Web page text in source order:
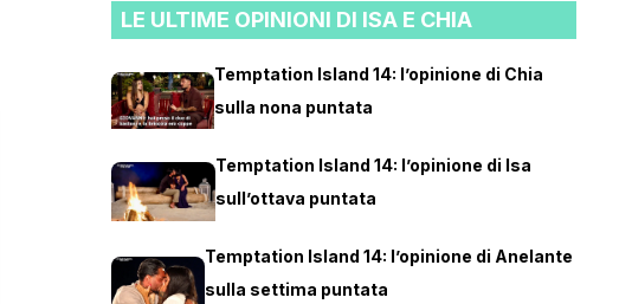
LE ULTIME OPINIONI DI ISA E CHIA
Temptation Island 14: l’opinione di Chia
sulla nona puntata
Temptation Island 14: l’opinione di Isa
sull’ottava puntata
Temptation Island 14: l’opinione di Anelante
sulla settima puntata